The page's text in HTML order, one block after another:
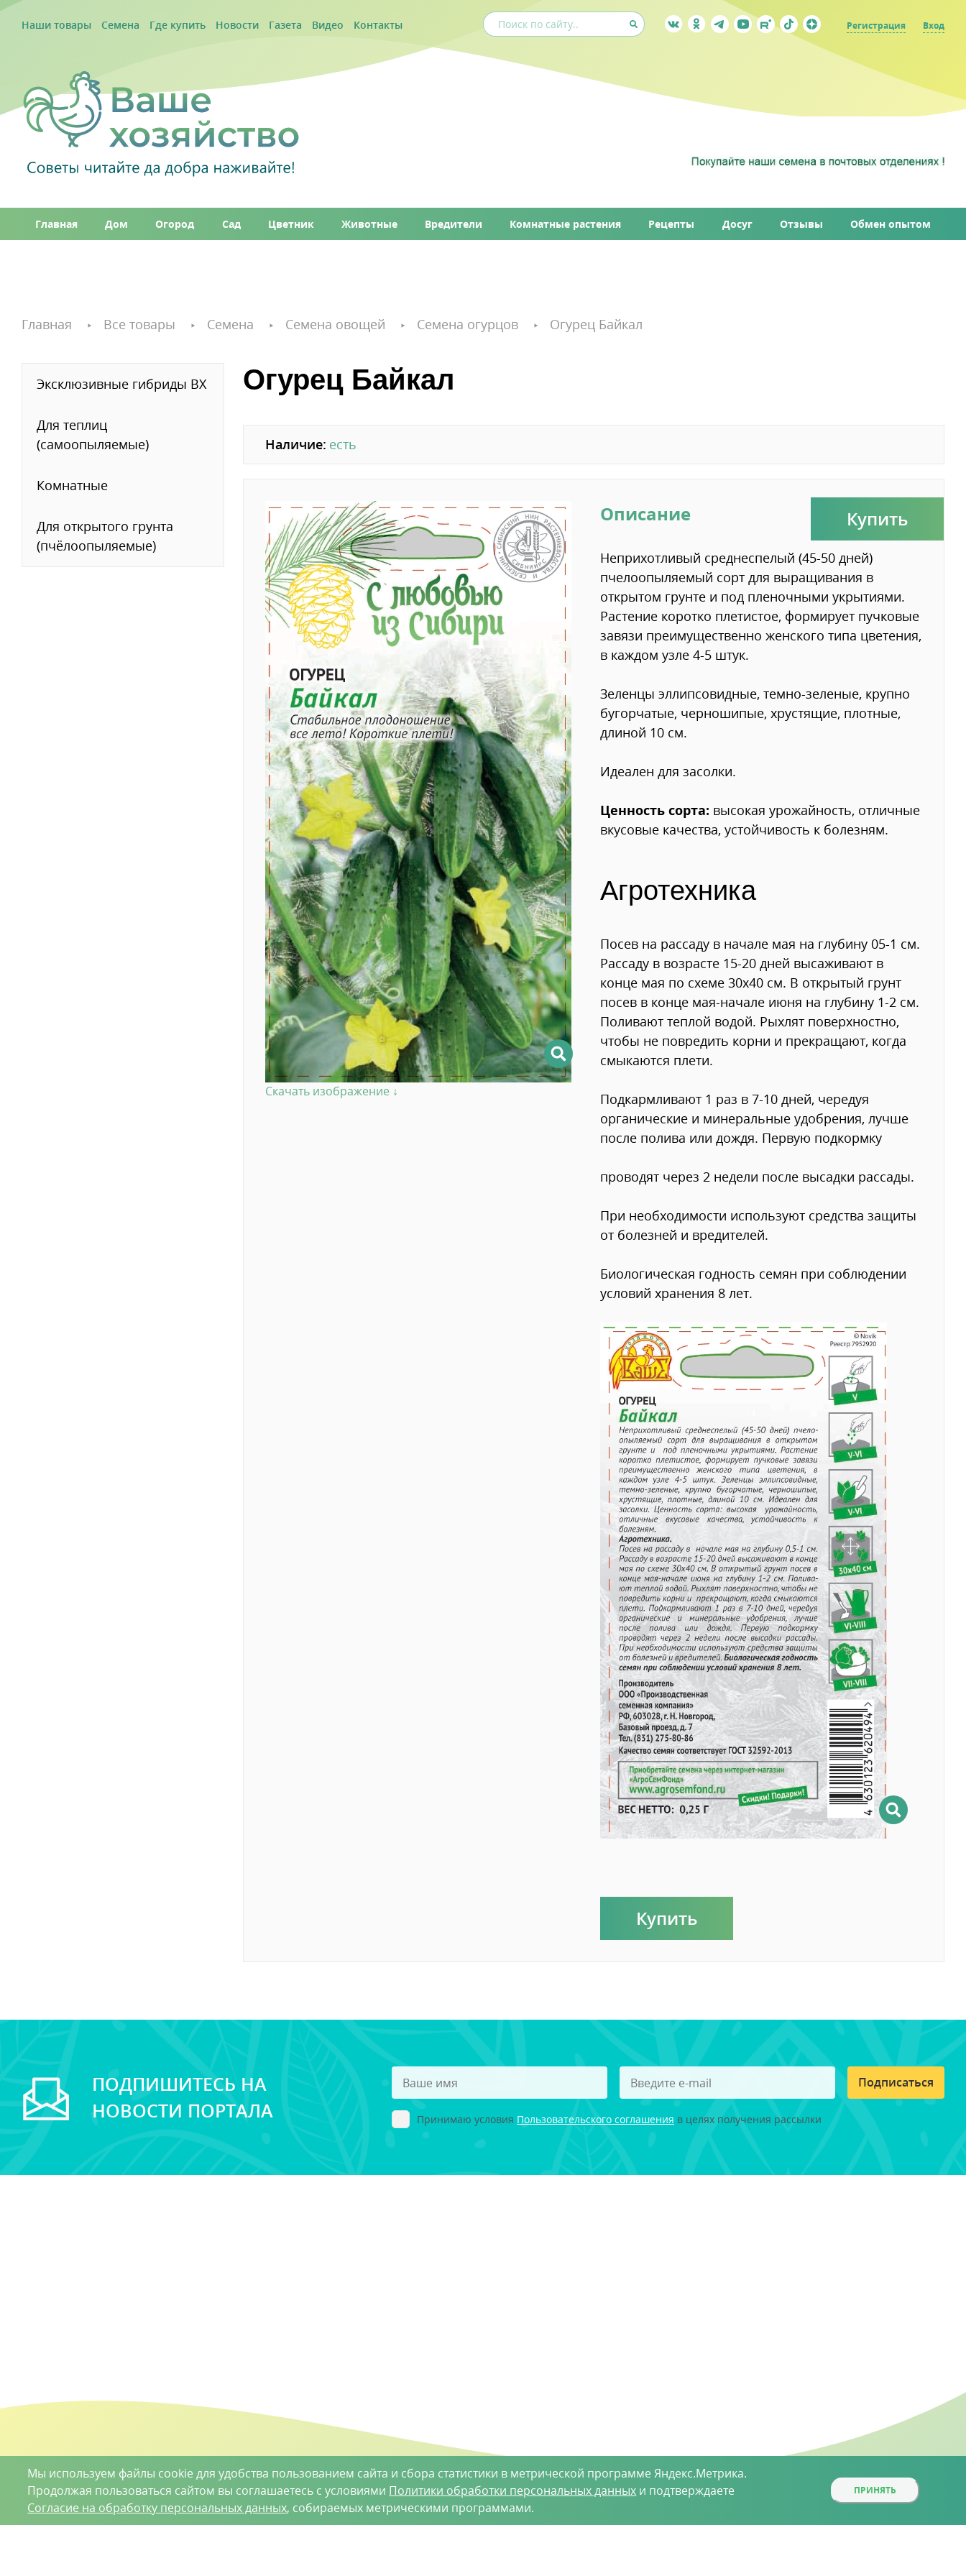
Наши товары Семена Где купить Новости Газета Видео Контакты Регистрация Вход
Главная Дом Огород Сад Цветник Животные Вредители Комнатные растения Рецепты Досуг Отзывы Обмен опытом
Главная Все товары Семена Семена овощей Семена огурцов Огурец Байкал
Эксклюзивные гибриды ВХ
Для теплиц
(самоопыляемые)
Комнатные
Для открытого грунта
(пчёлоопыляемые)
Огурец Байкал
Наличие: есть
Скачать изображение ↓
Купить
Описание
Неприхотливый среднеспелый (45-50 дней)
пчелоопыляемый сорт для выращивания в
открытом грунте и под пленочными укрытиями.
Растение коротко плетистое, формирует пучковые
завязи преимущественно женского типа цветения,
в каждом узле 4-5 штук.
Зеленцы эллипсовидные, темно-зеленые, крупно
бугорчатые, черношипые, хрустящие, плотные,
длиной 10 см.
Идеален для засолки.
Ценность сорта: высокая урожайность, отличные
вкусовые качества, устойчивость к болезням.
Агротехника
Посев на рассаду в начале мая на глубину 05-1 см.
Рассаду в возрасте 15-20 дней высаживают в
конце мая по схеме 30х40 см. В открытый грунт
посев в конце мая-начале июня на глубину 1-2 см.
Поливают теплой водой. Рыхлят поверхностно,
чтобы не повредить корни и прекращают, когда
смыкаются плети.
Подкармливают 1 раз в 7-10 дней, чередуя
органические и минеральные удобрения, лучше
после полива или дождя. Первую подкормку
проводят через 2 недели после высадки рассады.
При необходимости используют средства защиты
от болезней и вредителей.
Биологическая годность семян при соблюдении
условий хранения 8 лет.
Купить
ПОДПИШИТЕСЬ НА
НОВОСТИ ПОРТАЛА
Подписаться
Принимаю условия Пользовательского соглашения в целях получения рассылки
Мы используем файлы cookie для удобства пользованием сайта и сбора статистики в метрической программе Яндекс.Метрика.
Продолжая пользоваться сайтом вы соглашаетесь с условиями Политики обработки персональных данных и подтверждаете
Согласие на обработку персональных данных, собираемых метрическими программами.
ПРИНЯТЬ